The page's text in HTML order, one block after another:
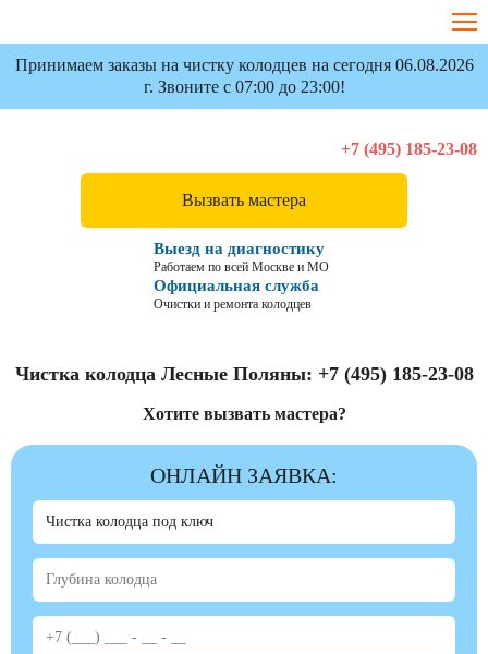
Принимаем заказы на чистку колодцев на сегодня 06.08.2026
г. Звоните с 07:00 до 23:00!
Вызвать мастера
Выезд на диагностику
Работаем по всей Москве и МО
Официальная служба
Очистки и ремонта колодцев
+7 (495) 185-23-08
Чистка колодца Лесные Поляны: +7 (495) 185-23-08
Хотите вызвать мастера?
ОНЛАЙН ЗАЯВКА: